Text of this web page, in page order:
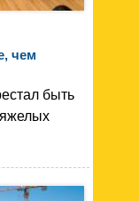
чем
быть